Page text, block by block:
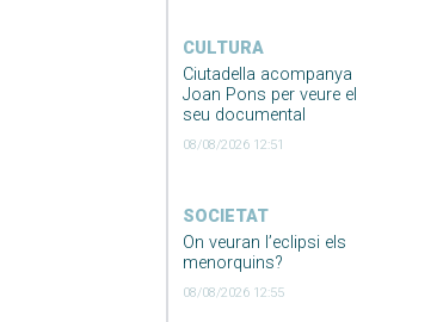
CULTURA
Ciutadella acompanya
Joan Pons per veure el
seu documental
08/08/2026 12:51
SOCIETAT
On veuran l’eclipsi els
menorquins?
08/08/2026 12:55